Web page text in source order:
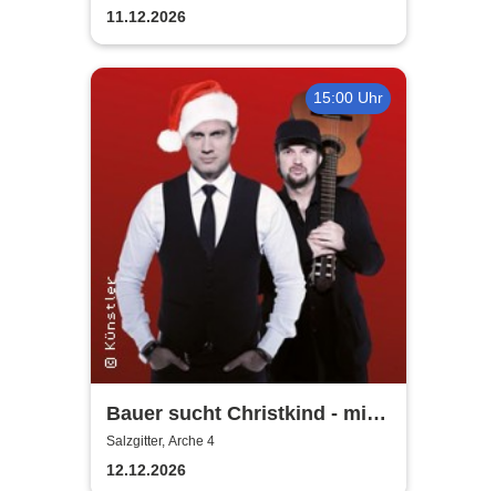
11.12.2026
15:00 Uhr
Bauer sucht Christkind - mit
Ralf Bauer & Pat Fritz
Salzgitter, Arche 4
12.12.2026